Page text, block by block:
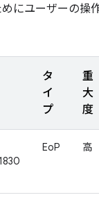
にユーザーの操
タ
イ
プ
重
大
度
EoP 高